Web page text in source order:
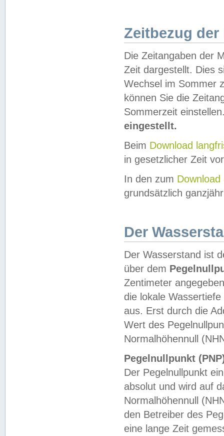
Zeitbezug der
Die Zeitangaben der
Zeit dargestellt. Dies
Wechsel im Sommer
können Sie die
Sommerzeit
eingestellt.
Beim Download
in gesetzlicher Zeit
In den zum Download
grundsätzlich
Der
Der Wasserstand ist
über dem
Zentimeter
die lokale
aus. Erst durch die
Wert des
Normalhöhennull
Pegelnullpunkt
Der Pegelnullpunkt
absolut und wird auf
Normalhöhennull
den Betreiber des
eine lange Zeit